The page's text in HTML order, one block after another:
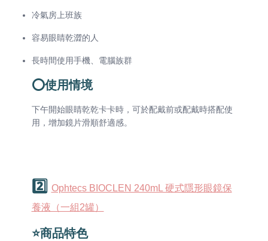
冷氣房上班族
容易眼睛乾澀的人
長時間使用手機、電腦族群
⭕使用情境
下午開始眼睛乾乾卡卡時，可於配戴前或配戴時搭配使
用，增加鏡片滑順舒適感。
2️⃣ Ophtecs BIOCLEN 240mL 硬式隱形眼鏡保
養液（一組2罐）
⭐商品特色